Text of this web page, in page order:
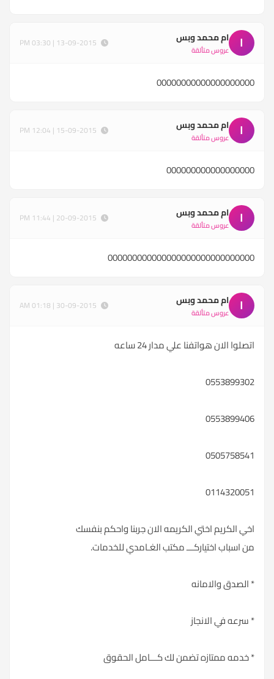
ا ام محمد وبس
عروس متألقة
00000000000000000000
ا ام محمد وبس
عروس متألقة
000000000000000000
ا ام محمد وبس
عروس متألقة
000000000000000000000000000000
ا ام محمد وبس
عروس متألقة
اتصلوا الان هواتفنا علي مدار 24 ساعه
0553899302
0553899406
0505758541
0114320051
اخي الكريم اختي الكريمه الان جربنا واحكم بنفسك
من اسباب اختياركـــ مكتب الغـامدي للخدمات.
* الصدق والامانه
* سرعه في الانجاز
* خدمه ممتازه تضمن لك كـــامل الحقوق